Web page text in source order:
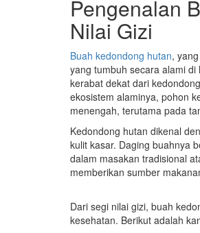
Pengenalan
Nilai Gizi
Buah kedondong hutan,
yang tumbuh secara alami
kerabat dekat dari
ekosistem alaminya, pohon
menengah, terutama pada
Kedondong hutan dikenal
kulit kasar. Daging buahnya
dalam masakan tradisional
memberikan sumber
Dari segi nilai gizi, buah
kesehatan. Berikut adalah